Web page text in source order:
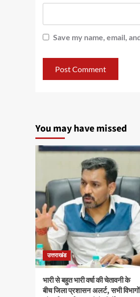
Save my name, email,
You may have missed
उत्तराखंड
भारी से बहुत भारी वर्षा की चेतावनी के
बीच जिला प्रशासन अलर्ट, सभी विभागों